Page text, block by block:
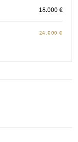
18.000 €
24.000 €